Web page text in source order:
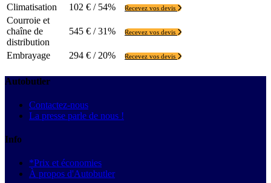
Climatisation
102 € / 54% Recevez vos devis
Courroie et
chaîne de
distribution
545 € / 31% Recevez vos devis
Embrayage 294 € / 20% Recevez vos devis
Autobutler
Contactez-nous
La presse parle de nous !
Info
*Prix et économies
À propos d'Autobutler